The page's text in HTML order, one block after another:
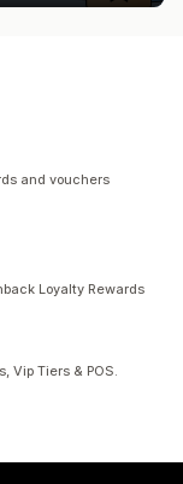
and vouchers
Loyalty Rewards
Vip Tiers & POS.